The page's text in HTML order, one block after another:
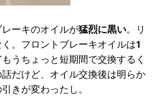
ーキのオイルが猛烈に黒い。リ
。フロントブレーキオイルは1
うちょっと短期間で交換するく
だけど、オイル交換後は明らか
きが変わったし。